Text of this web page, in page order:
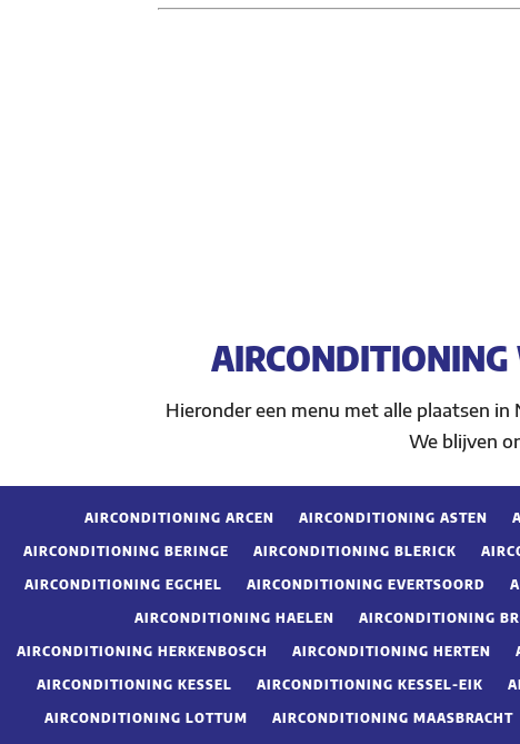
Hieronder een menu met alle plaatsen
We blijven
AIRCONDITIONING ARCEN AIRCONDITIONING ASTEN
AIRCONDITIONING BERINGE
AIRCONDITIONING BLERICK
AIRCONDITIONING EGCHEL
AIRCONDITIONING EVERTSOORD
AIRCONDITIONING HAELEN
AIRCONDITIONING
AIRCONDITIONING HERKENBOSCH
AIRCONDITIONING HERTEN
AIRCONDITIONING KESSEL
AIRCONDITIONING KESSEL-EIK
AIRCONDITIONING LOTTUM
AIRCONDITIONING MAASBRACHT